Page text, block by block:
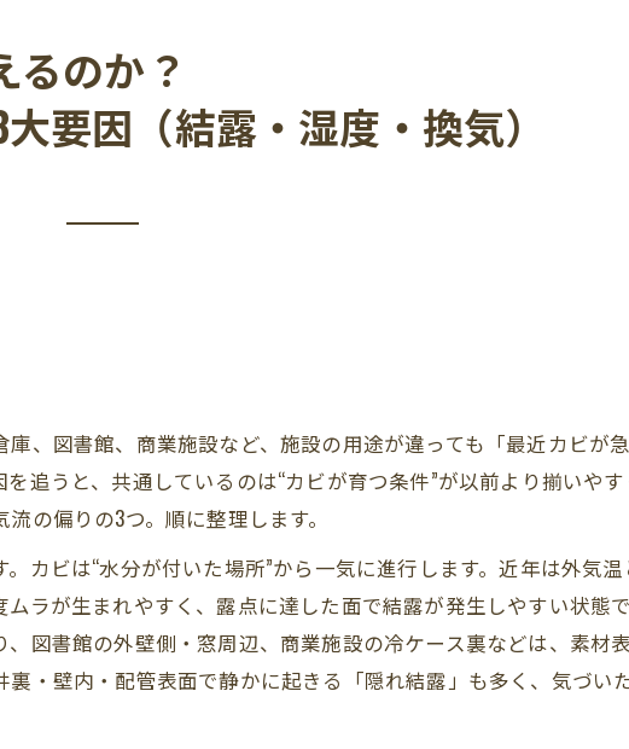
文書庫】紙・木・静かな空間ほど危険──カビ臭と資料劣化の
】バックヤード・空調・冷ケース周りで起きるカビ連鎖
拭く/漂白するだけ”では戻る理由と正しい除去手順
相談の流れ／対応エリア／お問い合わせ（最短スケジュール提示）
るのか？
要因（結露・湿度・換気）
、図書館、商業施設など、施設の用途が違っても「最近カビが
追うと、共通しているのは“カビが育つ条件”が以前より揃い
の偏りの3つ。順に整理します。
カビは“水分が付いた場所”から一気に進行します。近年は外気
ラが生まれやすく、露点に達した面で結露が発生しやすい状態
図書館の外壁側・窓周辺、商業施設の冷ケース裏などは、素材
・壁内・配管表面で静かに起きる「隠れ結露」も多く、気づい